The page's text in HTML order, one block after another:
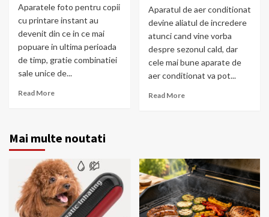
Aparatele foto pentru copii
cu printare instant au
devenit din ce in ce mai
popuare in ultima perioada
de timp, gratie combinatiei
sale unice de...
Read More
Aparatul de aer conditionat
devine aliatul de incredere
atunci cand vine vorba
despre sezonul cald, dar
cele mai bune aparate de
aer conditionat va pot...
Read More
Mai multe noutati